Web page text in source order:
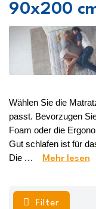
90x200
Wählen Sie die
passt. Bevorzugen
Foam oder die
Gut schlafen ist für
Die ... Mehr lesen
Filter